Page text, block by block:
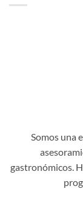
Somos una
gastronómicos.